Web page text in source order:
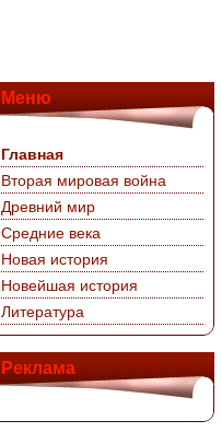
Меню
Главная
Вторая мировая война
Древний мир
Средние века
Новая история
Новейшая история
Литература
Реклама